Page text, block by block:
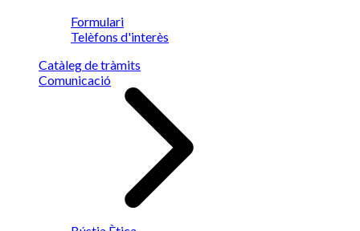
Formulari
Telèfons d'interès
Catàleg de tràmits
Comunicació